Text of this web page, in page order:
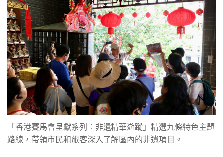
「香港賽馬會呈獻系列︰非遺精華遊蹤」精選九條特色主題
路線，帶領市民和旅客深入了解區內的非遺項目。